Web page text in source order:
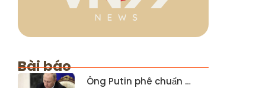
Bài báo
Ông Putin phê chuẩn …